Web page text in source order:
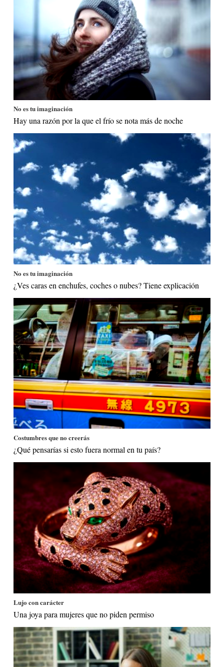
No es tu imaginación
Hay una razón por la que el frío se nota más de noche
No es tu imaginación
¿Ves caras en enchufes, coches o nubes? Tiene explicación
Costumbres que no creerás
¿Qué pensarías si esto fuera normal en tu país?
Lujo con carácter
Una joya para mujeres que no piden permiso